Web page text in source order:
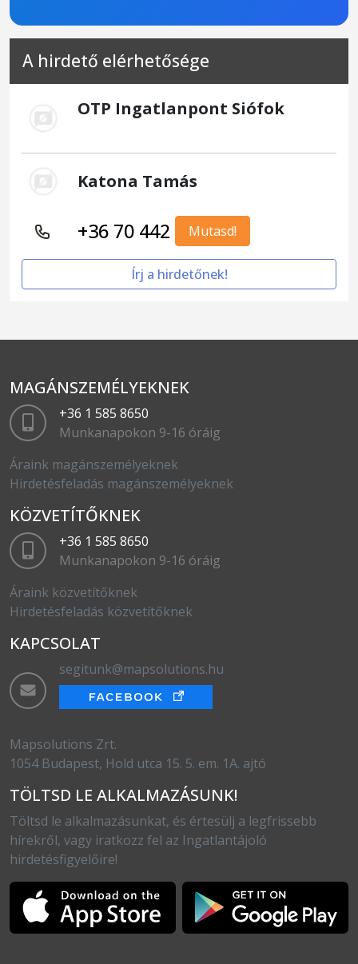
A hirdető elérhetősége
OTP Ingatlanpont Siófok
Katona Tamás
+36 70 442 Mutasd!
Írj a hirdetőnek!
MAGÁNSZEMÉLYEKNEK
+36 1 585 8650
Munkanapokon 9-16 óráig
Áraink magánszemélyeknek
Hirdetésfeladás magánszemélyeknek
KÖZVETÍTŐKNEK
+36 1 585 8650
Munkanapokon 9-16 óráig
Áraink közvetítőknek
Hirdetésfeladás közvetítőknek
KAPCSOLAT
segitunk@mapsolutions.hu
Mapsolutions Zrt.
1054 Budapest, Hold utca 15. 5. em. 1A. ajtó
TÖLTSD LE ALKALMAZÁSUNK!
Töltsd le alkalmazásunkat, és értesülj a legfrissebb
hírekről, vagy iratkozz fel az Ingatlantájoló
hirdetésfigyelőire!